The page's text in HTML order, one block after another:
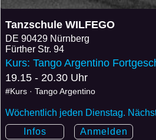
Tanzschule WILFEGO
DE 90429 Nürnberg
Fürther Str. 94
Kurs: Tango Argentino
19.15 - 20.30 Uhr
#Kurs · Tango Argentino
Wöchentlich jeden Dienstag.
Infos
Anmelden